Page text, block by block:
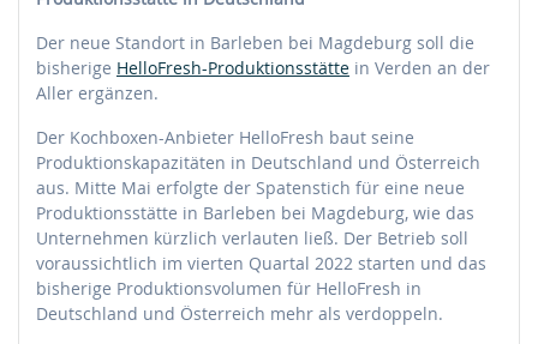
Der neue Standort in Barleben bei Magdeburg soll die
bisherige HelloFresh-Produktionsstätte in Verden an der
Aller ergänzen.
Der Kochboxen-Anbieter HelloFresh baut seine
Produktionskapazitäten in Deutschland und Österreich
aus. Mitte Mai erfolgte der Spatenstich für eine neue
Produktionsstätte in Barleben bei Magdeburg, wie das
Unternehmen kürzlich verlauten ließ. Der Betrieb soll
voraussichtlich im vierten Quartal 2022 starten und das
bisherige Produktionsvolumen für HelloFresh in
Deutschland und Österreich mehr als verdoppeln.